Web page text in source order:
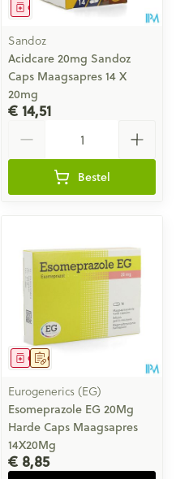
Geneesmiddel
Sandoz
Acidcare 20mg Sandoz
Caps Maagsapres 14 X
20mg
€ 14,51
Bestel
Op voorschrift
Geneesmiddel
Eurogenerics (EG)
Esomeprazole EG 20Mg
Harde Caps Maagsapres
14X20Mg
€ 8,85